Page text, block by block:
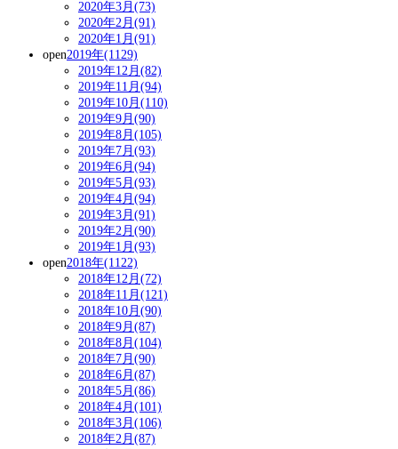
2020年3月(73)
2020年2月(91)
2020年1月(91)
open2019年(1129)
2019年12月(82)
2019年11月(94)
2019年10月(110)
2019年9月(90)
2019年8月(105)
2019年7月(93)
2019年6月(94)
2019年5月(93)
2019年4月(94)
2019年3月(91)
2019年2月(90)
2019年1月(93)
open2018年(1122)
2018年12月(72)
2018年11月(121)
2018年10月(90)
2018年9月(87)
2018年8月(104)
2018年7月(90)
2018年6月(87)
2018年5月(86)
2018年4月(101)
2018年3月(106)
2018年2月(87)